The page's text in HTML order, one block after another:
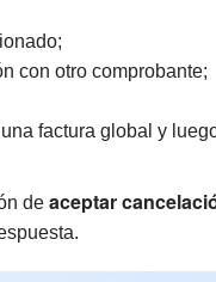
con otro comprobante;
factura global y
de aceptar